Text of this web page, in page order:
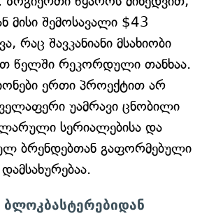
მისი შემოსავალი $43
რაც შავკანიანი მსახიობი
წელში რეკორდული თანხაა.
ერთი პროექტით არ
უამრავი ცნობილი
სერიალებისა და
ბრენდებთან გაფორმებული